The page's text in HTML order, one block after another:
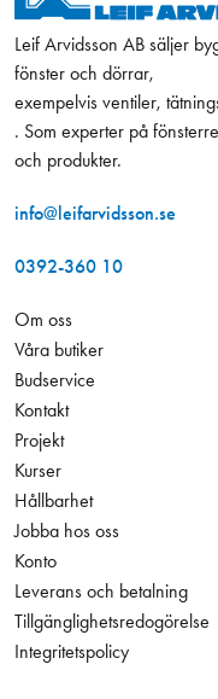
Leif Arvidsson AB säljer
fönster och dörrar,
exempelvis ventiler,
. Som experter på
och produkter.
info@leifarvidsson.se
0392-360 10
Om oss
Våra butiker
Budservice
Kontakt
Projekt
Kurser
Hållbarhet
Jobba hos oss
Konto
Leverans och betalning
Tillgänglighetsredogörelse
Integritetspolicy